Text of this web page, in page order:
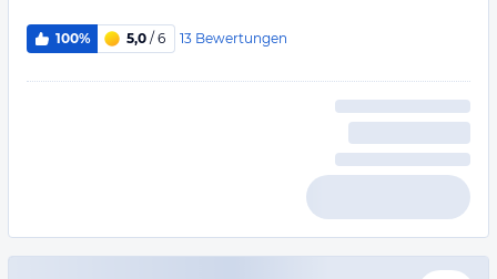
100% 5,0 / 6 13 Bewertungen